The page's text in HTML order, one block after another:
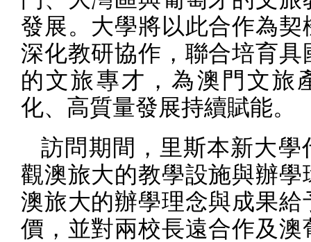
發展。大學將以此合作為契
深化教研協作，聯合培育具
的文旅專才，為澳門文旅
化、高質量發展持續賦能。
訪問期間，里斯本新大學
觀澳旅大的教學設施與辦學
澳旅大的辦學理念與成果給
價，並對兩校長遠合作及澳